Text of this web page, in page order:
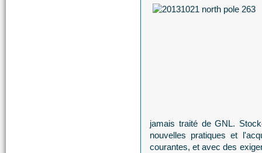
jamais traité de GNL.
nouvelles pratiques et
courantes, et avec des